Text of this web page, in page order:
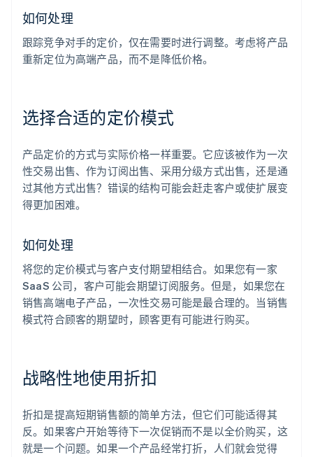
如何处理
跟踪竞争对手的定价，仅在需要时进行调整。考虑将产品
重新定位为高端产品，而不是降低价格。
选择合适的定价模式
产品定价的方式与实际价格一样重要。它应该被作为一次
性交易出售、作为订阅出售、采用分级方式出售，还是通
过其他方式出售？错误的结构可能会赶走客户或使扩展变
得更加困难。
如何处理
将您的定价模式与客户支付期望相结合。如果您有一家
SaaS 公司，客户可能会期望订阅服务。但是，如果您在
销售高端电子产品，一次性交易可能是最合理的。当销售
模式符合顾客的期望时，顾客更有可能进行购买。
战略性地使用折扣
折扣是提高短期销售额的简单方法，但它们可能适得其
反。如果客户开始等待下一次促销而不是以全价购买，这
就是一个问题。如果一个产品经常打折，人们就会觉得